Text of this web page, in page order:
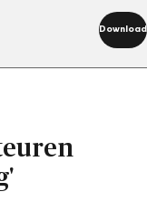
Download